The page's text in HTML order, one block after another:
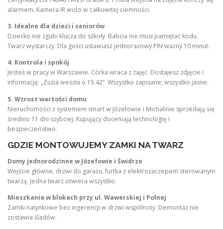
alarmem. Kamera IR widzi w całkowitej ciemności.
3. Idealne dla dzieci i seniorów
Dziecko nie zgubi klucza do szkoły. Babcia nie musi pamiętać kodu.
Twarz wystarczy. Dla gości ustawiasz jednorazowy PIN ważny 10 minut.
4. Kontrola i spokój
Jesteś w pracy w Warszawie. Córka wraca z zajęć. Dostajesz zdjęcie i
informację: „Zuzia weszła o 15:42”. Wszystko zapisane, wszystko jasne.
5. Wzrost wartości domu
Nieruchomości z systemem smart w Józefowie i Michalinie sprzedają się
średnio 11 dni szybciej. Kupujący doceniają technologię i
bezpieczeństwo.
GDZIE MONTOWUJEMY ZAMKI NA TWARZ
Domy jednorodzinne w Józefowie i Świdrze
Wejście główne, drzwi do garażu, furtka z elektrozaczepem sterowanym
twarzą. Jedna twarz otwiera wszystko.
Mieszkania w blokach przy ul. Wawerskiej i Polnej
Zamki natynkowe bez ingerencji w drzwi wspólnoty. Demontaż nie
zostawia śladów.